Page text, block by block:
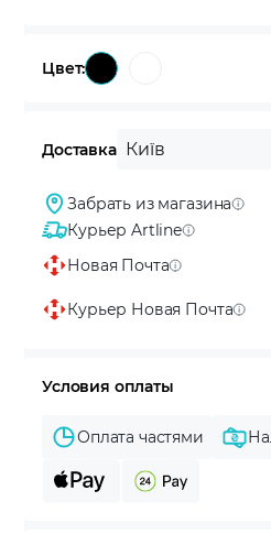
Цвет:
Доставка Київ
Забрать из магазина
Курьер Artline
Новая Почта
Курьер Новая Почта
Условия оплаты
Оплата частями